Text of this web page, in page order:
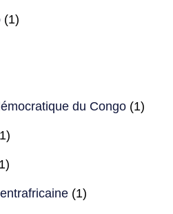
(1)
du Congo (1)
(1)